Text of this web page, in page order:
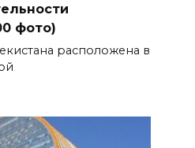
фото)
расположена в